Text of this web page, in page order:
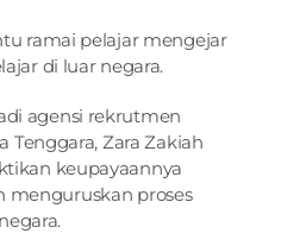
ramai pelajar mengejar
di luar negara.
agensi rekrutmen
Tenggara, Zara Zakiah
keupayaannya
proses